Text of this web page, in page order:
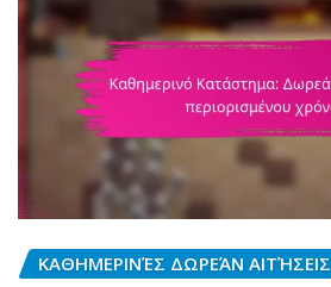
ΚΑΘΗΜΕΡΙΝΈΣ ΔΩΡΕΆΝ ΑΙΤΉΣΕΙΣ